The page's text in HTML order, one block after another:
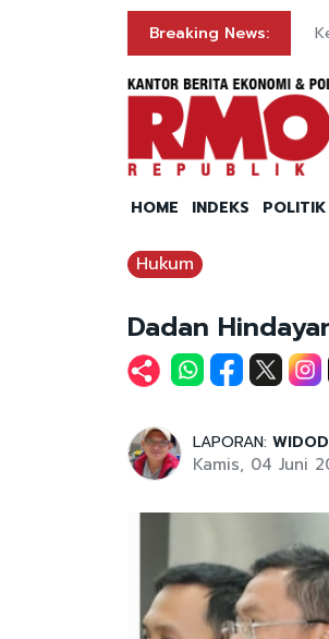
Breaking News:
HOME INDEKS POLITIK
Hukum
Dadan
LAPORAN:
Kamis, 04 Juni